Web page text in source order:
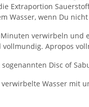
Extraportion
Wasser, wenn Du
Minuten verwirbeln
vollmundig. Apropos
Disc of
Wasser mit